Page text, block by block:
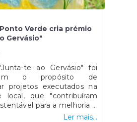
Verde cria prémio
Gervásio"
te ao Gervásio" foi
o propósito de
projetos executados na
local, que "contribuíram
para a melhoria e
das embalagens para
Ler mais...